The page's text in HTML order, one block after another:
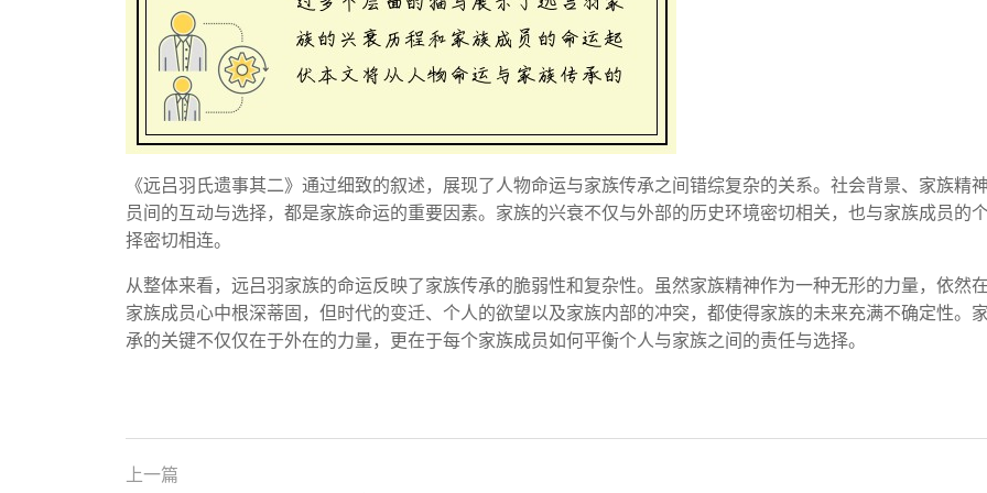
《远吕羽氏遗事其二》通过细致的叙述，展现了人物命运与家族传承之间错综复杂的关系。社会背景、家族精
员间的互动与选择，都是家族命运的重要因素。家族的兴衰不仅与外部的历史环境密切相关，也与家族成员的
择密切相连。
从整体来看，远吕羽家族的命运反映了家族传承的脆弱性和复杂性。虽然家族精神作为一种无形的力量，依然
家族成员心中根深蒂固，但时代的变迁、个人的欲望以及家族内部的冲突，都使得家族的未来充满不确定性。
承的关键不仅仅在于外在的力量，更在于每个家族成员如何平衡个人与家族之间的责任与选择。
上一篇